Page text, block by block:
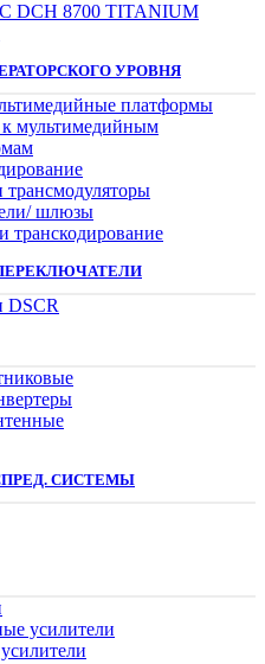
DCH 8700 TITANIUM
УРОВНЯ
платформы
мультимедийным
шлюзы
транскодирование
DSCR
СИСТЕМЫ
усилители